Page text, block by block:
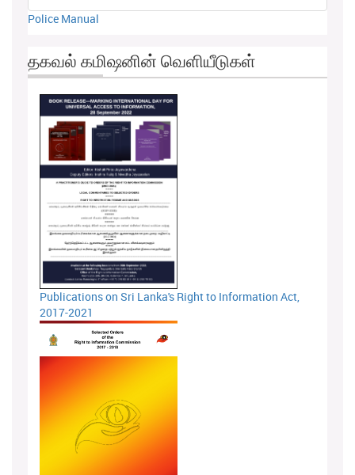
Police Manual
தகவல் கமிஷனின் வெளியீடுகள்
Publications on Sri Lanka's Right to Information Act,
2017-2021